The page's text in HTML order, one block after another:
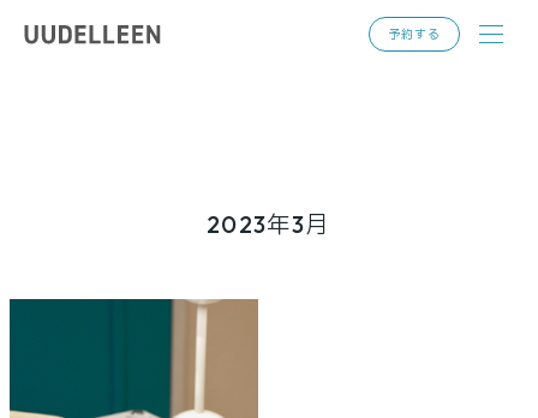
2023年3月
予約する